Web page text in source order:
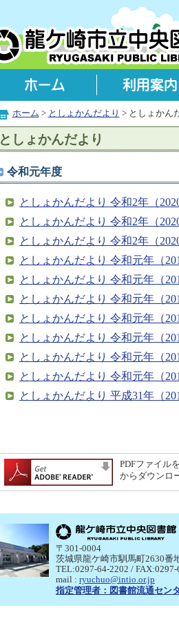
ホーム > としょかんだより > としょかん
としょかんだより
令和元年度
としょかんだより 令和2年（
としょかんだより 令和2年（
としょかんだより 令和2年（
としょかんだより 令和元年（
としょかんだより 令和元年（
としょかんだより 令和元年（
としょかんだより 令和元年（
としょかんだより 令和元年（
としょかんだより 令和元年（
としょかんだより 令和元年（
としょかんだより 平成31年（
PDFファイル
からダウンロ
〒301-0004
茨城県龍ケ崎市馴馬町2630番
TEL:0297-64-2202 / FAX:0297-
mail : ryuchuo@intio.or.jp
指定管理者： 図書館流通セン